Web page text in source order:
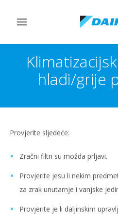
Toggle
hladi/grije
Provjerite sljedeće:
Zračni filtri su možda prljavi.
Provjerite jesu li nekim
za zrak unutarnje i vanjske
Provjerite je li daljinskim